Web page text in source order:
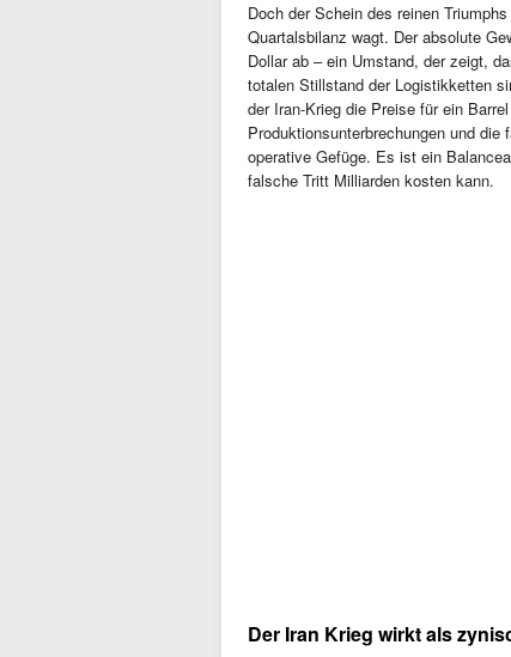
Doch der Schein des reinen
Quartalsbilanz wagt. Der absolute
Dollar ab – ein Umstand, der zeigt,
totalen Stillstand der Logistikketten
der Iran-Krieg die Preise für ein
Produktionsunterbrechungen und
operative Gefüge. Es ist ein
falsche Tritt Milliarden kosten kann.
Der Iran Krieg wirkt als